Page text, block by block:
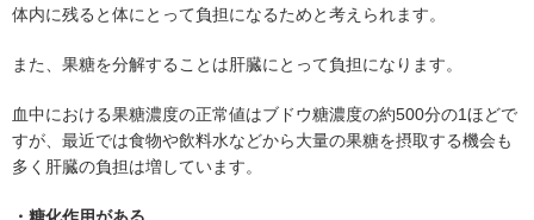
体内に残ると体にとって負担になるためと考えられます。
また、果糖を分解することは肝臓にとって負担になります。
血中における果糖濃度の正常値はブドウ糖濃度の約500分の1ほどで
すが、最近では食物や飲料水などから大量の果糖を摂取する機会も
多く肝臓の負担は増しています。